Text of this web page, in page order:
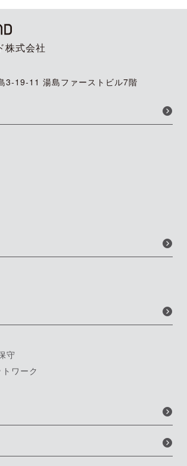
株式会社
3-19-11 湯島ファーストビル7階
守
ワーク